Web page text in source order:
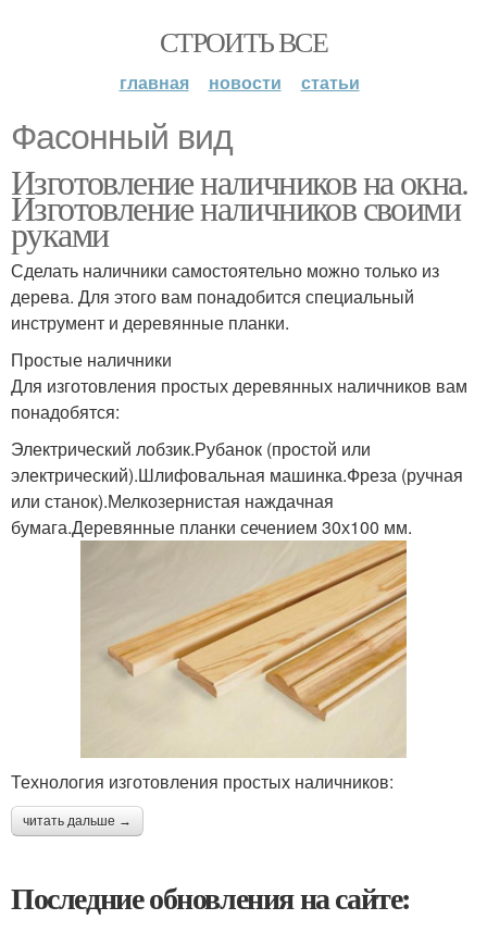
СТРОИТЬ ВСЕ
главная новости статьи
Фасонный вид
Изготовление наличников на окна.
Изготовление наличников своими
руками
Сделать наличники самостоятельно можно только из
дерева. Для этого вам понадобится специальный
инструмент и деревянные планки.
Простые наличники
Для изготовления простых деревянных наличников вам
понадобятся:
Электрический лобзик.Рубанок (простой или
электрический).Шлифовальная машинка.Фреза (ручная
или станок).Мелкозернистая наждачная
бумага.Деревянные планки сечением 30х100 мм.
Технология изготовления простых наличников:
читать дальше →
Последние обновления на сайте: